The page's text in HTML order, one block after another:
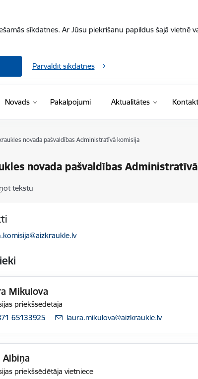
sīkdatnes. Ar Jūsu piekrišanu papildus šajā vietnē
Pārvaldīt sīkdatnes
Novads Pakalpojumi Aktualitātes
novada pašvaldības Administratīvā komisija
novada pašvaldības
tekstu
Mikulova
priekšsēdētāja
65133925
E-pasts:
laura.mikulova@aizkraukle.lv
Albiņa
priekšsēdētāja vietniece